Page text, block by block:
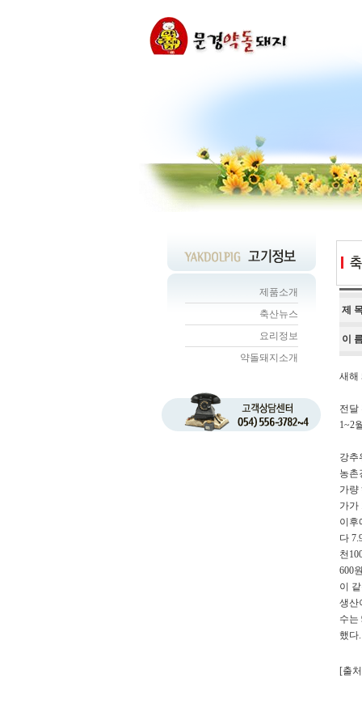
제품소개
축산뉴스
요리정보
약돌돼지소개
제
이
새해
전달
1~2
강추
농촌
가량
가가
이후
다
천
600
이
생산
수는
했다.
[출